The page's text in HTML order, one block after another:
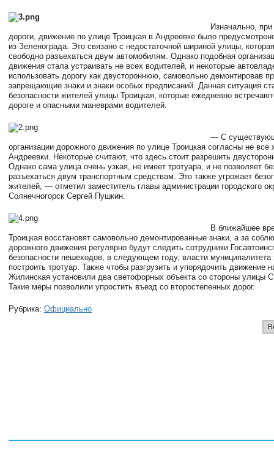
Изначально,
дороги, движение по улице Троицкая в Андреевке было
из Зеленограда. Это связано с недостаточной шириной улицы,
свободно разъехаться двум автомобилям. Однако подобная
движения стала устраивать не всех водителей, и некоторые
использовать дорогу как двустороннюю, самовольно демонтировав
запрещающие знаки и знаки особых предписаний. Данная ситуация
безопасности жителей улицы Троицкая, которые ежедневно
дороге и опасными маневрами водителей.
— С
организации дорожного движения по улице Троицкая согласны не все
Андреевки. Некоторые считают, что здесь стоит разрешить
Однако сама улица очень узкая, не имеет тротуара, и не позволяет
разъехаться двум транспортным средствам. Это также угрожает
жителей, — отметил заместитель главы администрации городского
Солнечногорск Сергей Пушкин.
В ближайшее
Троицкая восстановят самовольно демонтированные знаки, а за
дорожного движения регулярно будут следить сотрудники
безопасности пешеходов, в следующем году, власти муниципалитета
построить тротуар. Также чтобы разгрузить и упорядочить движение
Жилинская установили два светофорных объекта со стороны улицы
Такие меры позволили упростить въезд со второстепенных дорог.
Рубрика: Официально